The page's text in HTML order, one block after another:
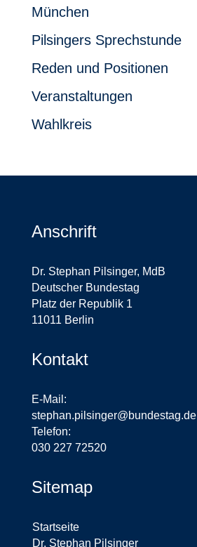
München
Pilsingers Sprechstunde
Reden und Positionen
Veranstaltungen
Wahlkreis
Anschrift
Dr. Stephan Pilsinger, MdB
Deutscher Bundestag
Platz der Republik 1
11011 Berlin
Kontakt
E-Mail:
stephan.pilsinger@bundestag.de
Telefon:
030 227 72520
Sitemap
Startseite
Dr. Stephan Pilsinger